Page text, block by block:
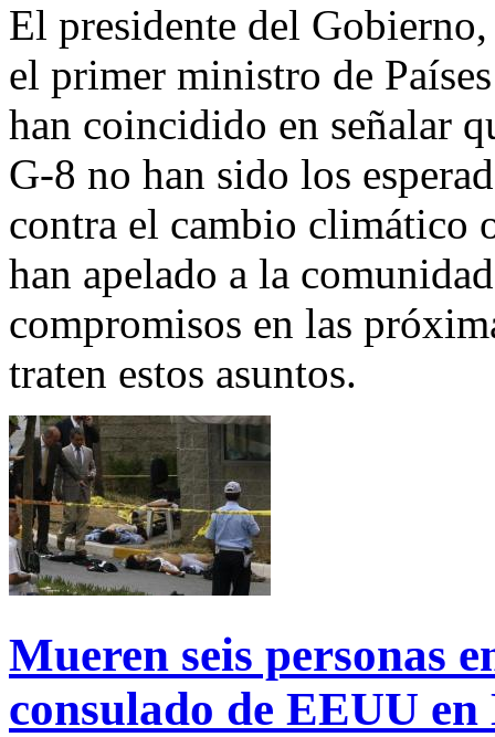
El presidente del
el primer ministro de
han coincidido en señalar
G-8 no han sido los
contra el cambio climático
han apelado a la
compromisos en las
traten estos asuntos.
Mueren seis personas
consulado de EEUU